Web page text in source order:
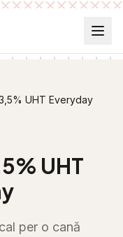
UHT Everyday
UHT
per o cană